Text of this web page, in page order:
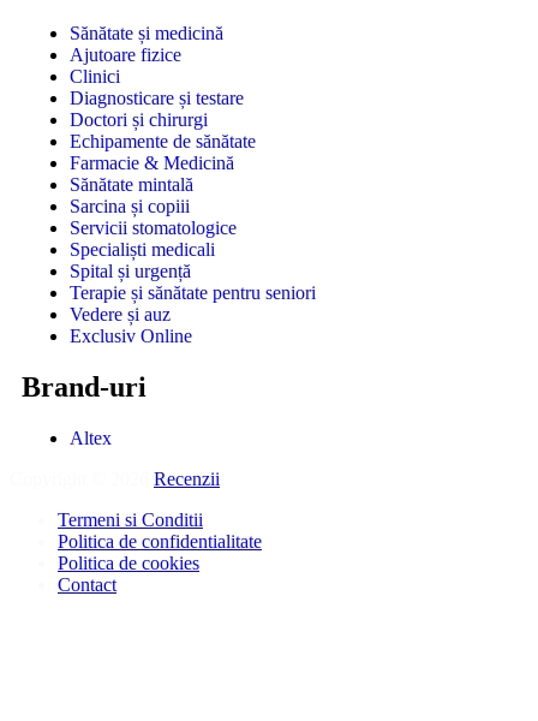
Sănătate și medicină
Ajutoare fizice
Clinici
Diagnosticare și testare
Doctori și chirurgi
Echipamente de sănătate
Farmacie & Medicină
Sănătate mintală
Sarcina și copiii
Servicii stomatologice
Specialiști medicali
Spital și urgență
Terapie și sănătate pentru seniori
Vedere și auz
Exclusiv Online
Brand-uri
Altex
Recenzii
Termeni si Conditii
Politica de confidentialitate
Politica de cookies
Contact